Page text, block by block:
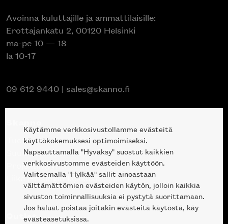
Avoinna kuluttajille ja ammattilaisille:
Erottajankatu 2, 00120 Helsinki
ma-pe 10 — 18
la 10-17
09 612 9440 | sales@skanno.fi
Tuotteet
Suunnittelupalvelu
Projektimyynti
Liike Helsingin keskustassa
Outlet
Käytämme verkkosivustollamme evästeitä
käyttökokemuksesi optimoimiseksi.
Napsauttamalla "Hyväksy" suostut kaikkien
verkkosivustomme evästeiden käyttöön.
Valitsemalla "Hylkää" sallit ainoastaan
välttämättömien evästeiden käytön, jolloin kaikkia
sivuston toiminnallisuuksia ei pystytä suorittamaan.
Jos haluat poistaa joitakin evästeitä käytöstä, käy
evästeasetuksissa.